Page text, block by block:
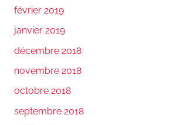
février 2019
janvier 2019
décembre 2018
novembre 2018
octobre 2018
septembre 2018